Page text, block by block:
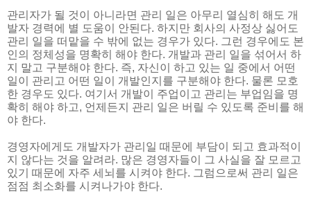
관리자가 될 것이 아니라면 관리 일은 아무리 열심히 해도 개
발자 경력에 별 도움이 안된다. 하지만 회사의 사정상 싫어도
관리 일을 떠맡을 수 밖에 없는 경우가 있다. 그런 경우에도 본
인의 정체성을 명확히 해야 한다. 개발과 관리 일을 섞어서 하
지 말고 구분해야 한다. 즉, 자신이 하고 있는 일 중에서 어떤
일이 관리고 어떤 일이 개발인지를 구분해야 한다. 물론 모호
한 경우도 있다. 여기서 개발이 주업이고 관리는 부업임을 명
확히 해야 하고, 언제든지 관리 일은 버릴 수 있도록 준비를 해
야 한다.
경영자에게도 개발자가 관리일 때문에 부담이 되고 효과적이
지 않다는 것을 알려라. 많은 경영자들이 그 사실을 잘 모르고
있기 때문에 자주 세뇌를 시켜야 한다. 그럼으로써 관리 일은
점점 최소화를 시켜나가야 한다.